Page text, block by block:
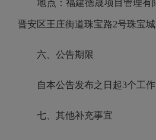
地点：福建德晟项目管理有
晋安区王庄街道珠宝路2号珠宝城
六、公告期限
自本公告发布之日起3个工作
七、其他补充事宜